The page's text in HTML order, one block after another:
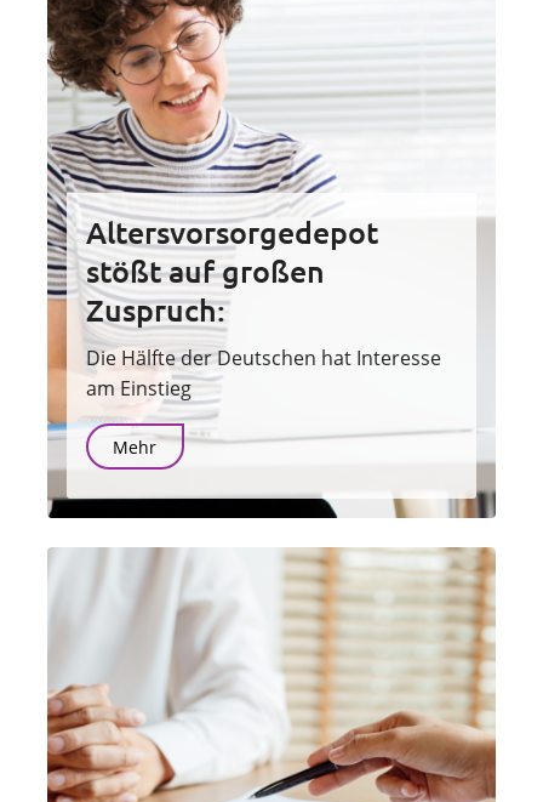
Altersvorsorgedepot
stößt auf großen
Zuspruch:
Die Hälfte der Deutschen hat Interesse
am Einstieg
Mehr